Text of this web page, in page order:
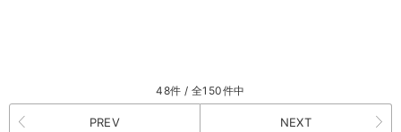
48件 / 全150件中
PREV NEXT